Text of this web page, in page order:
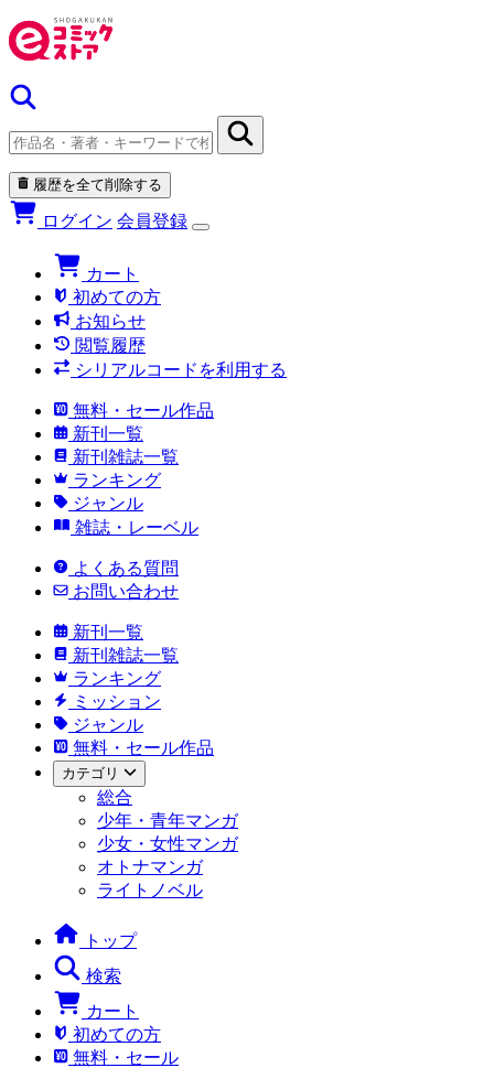
履歴を全て削除する
ログイン 会員登録
カート
初めての方
お知らせ
閲覧履歴
シリアルコードを利用する
無料・セール作品
新刊一覧
新刊雑誌一覧
ランキング
ジャンル
雑誌・レーベル
よくある質問
お問い合わせ
新刊一覧
新刊雑誌一覧
ランキング
ミッション
ジャンル
無料・セール作品
カテゴリ
総合
少年・青年マンガ
少女・女性マンガ
オトナマンガ
ライトノベル
トップ
検索
カート
初めての方
無料・セール